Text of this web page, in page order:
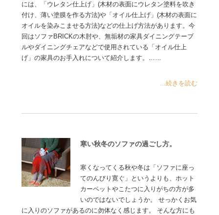
には、「ウレタン仕上げ」(木材の表面にウレタン塗料を吹き
付け、薄い塗膜を作る方法)や「オイル仕上げ」(木材の表面に
オイルを染みこませる方法)などの仕上げ方法があります。今
回はソファBRICKの木肘や、無垢材の家具ダイニングテーブ
ルやダイニングチェアなどで使用されている「オイル仕上
げ」の家具のお手入れについて紹介します。……
...続きを読む
寒い秋冬のソファの過ごし方。
寒くなってくる秋や冬は「ソファに座っ
てのんびり寛ぐ」というよりも、ホット
カーペットやこたつに入りがちの方が多
いのではないでしょうか。 せっかくお気
に入りのソファがあるのに勿体なく感じます。 そんな方にも